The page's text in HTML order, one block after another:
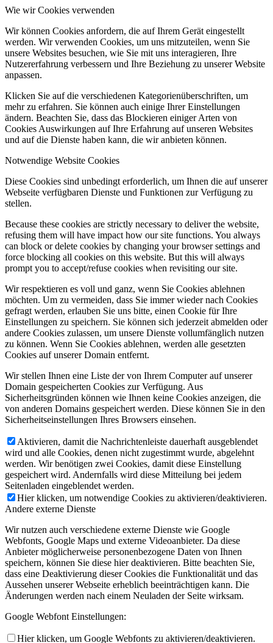
Wie wir Cookies verwenden
Wir können Cookies anfordern, die auf Ihrem Gerät eingestellt
werden. Wir verwenden Cookies, um uns mitzuteilen, wenn Sie
unsere Websites besuchen, wie Sie mit uns interagieren, Ihre
Nutzererfahrung verbessern und Ihre Beziehung zu unserer Website
anpassen.
Klicken Sie auf die verschiedenen Kategorienüberschriften, um
mehr zu erfahren. Sie können auch einige Ihrer Einstellungen
ändern. Beachten Sie, dass das Blockieren einiger Arten von
Cookies Auswirkungen auf Ihre Erfahrung auf unseren Websites
und auf die Dienste haben kann, die wir anbieten können.
Notwendige Website Cookies
Diese Cookies sind unbedingt erforderlich, um Ihnen die auf unserer
Webseite verfügbaren Dienste und Funktionen zur Verfügung zu
stellen.
Because these cookies are strictly necessary to deliver the website,
refusing them will have impact how our site functions. You always
can block or delete cookies by changing your browser settings and
force blocking all cookies on this website. But this will always
prompt you to accept/refuse cookies when revisiting our site.
Wir respektieren es voll und ganz, wenn Sie Cookies ablehnen
möchten. Um zu vermeiden, dass Sie immer wieder nach Cookies
gefragt werden, erlauben Sie uns bitte, einen Cookie für Ihre
Einstellungen zu speichern. Sie können sich jederzeit abmelden oder
andere Cookies zulassen, um unsere Dienste vollumfänglich nutzen
zu können. Wenn Sie Cookies ablehnen, werden alle gesetzten
Cookies auf unserer Domain entfernt.
Wir stellen Ihnen eine Liste der von Ihrem Computer auf unserer
Domain gespeicherten Cookies zur Verfügung. Aus
Sicherheitsgründen können wie Ihnen keine Cookies anzeigen, die
von anderen Domains gespeichert werden. Diese können Sie in den
Sicherheitseinstellungen Ihres Browsers einsehen.
Aktivieren, damit die Nachrichtenleiste dauerhaft ausgeblendet
wird und alle Cookies, denen nicht zugestimmt wurde, abgelehnt
werden. Wir benötigen zwei Cookies, damit diese Einstellung
gespeichert wird. Andernfalls wird diese Mitteilung bei jedem
Seitenladen eingeblendet werden.
Hier klicken, um notwendige Cookies zu aktivieren/deaktivieren.
Andere externe Dienste
Wir nutzen auch verschiedene externe Dienste wie Google
Webfonts, Google Maps und externe Videoanbieter. Da diese
Anbieter möglicherweise personenbezogene Daten von Ihnen
speichern, können Sie diese hier deaktivieren. Bitte beachten Sie,
dass eine Deaktivierung dieser Cookies die Funktionalität und das
Aussehen unserer Webseite erheblich beeinträchtigen kann. Die
Änderungen werden nach einem Neuladen der Seite wirksam.
Google Webfont Einstellungen:
Hier klicken, um Google Webfonts zu aktivieren/deaktivieren.